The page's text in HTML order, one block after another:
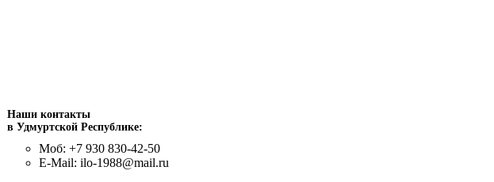
Наши контакты
в Удмуртской Республике:
Моб: +7 930 830-42-50
E-Mail: ilo-1988@mail.ru